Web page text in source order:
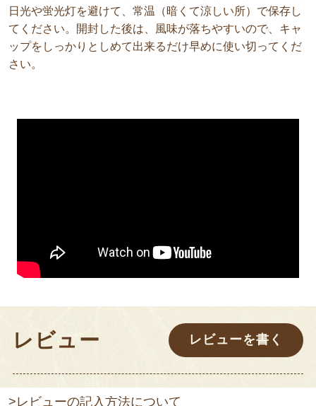
日光や蛍光灯を避けて、常温（暗くて涼しい所）で保存し
てください。開封した後は、風味が落ちやすいので、キャ
ップをしっかりとしめて出来るだけ早めに使い切ってくだ
さい。
レビュー レビューを書く
>レビューの記入方法について